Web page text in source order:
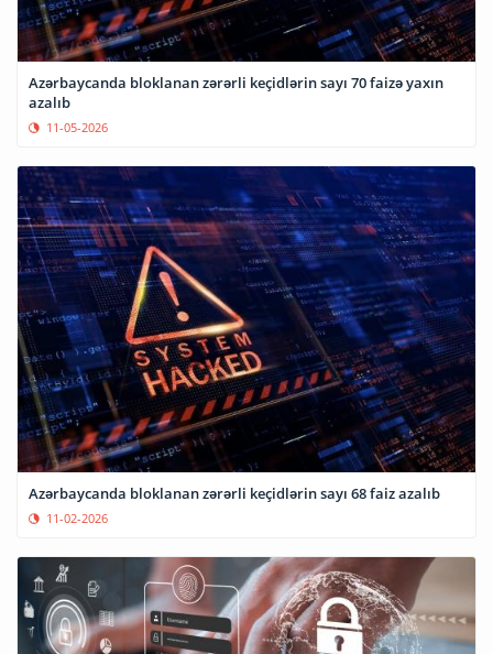
Azərbaycanda bloklanan zərərli keçidlərin sayı 70 faizə yaxın
azalıb
11-05-2026
Azərbaycanda bloklanan zərərli keçidlərin sayı 68 faiz azalıb
11-02-2026